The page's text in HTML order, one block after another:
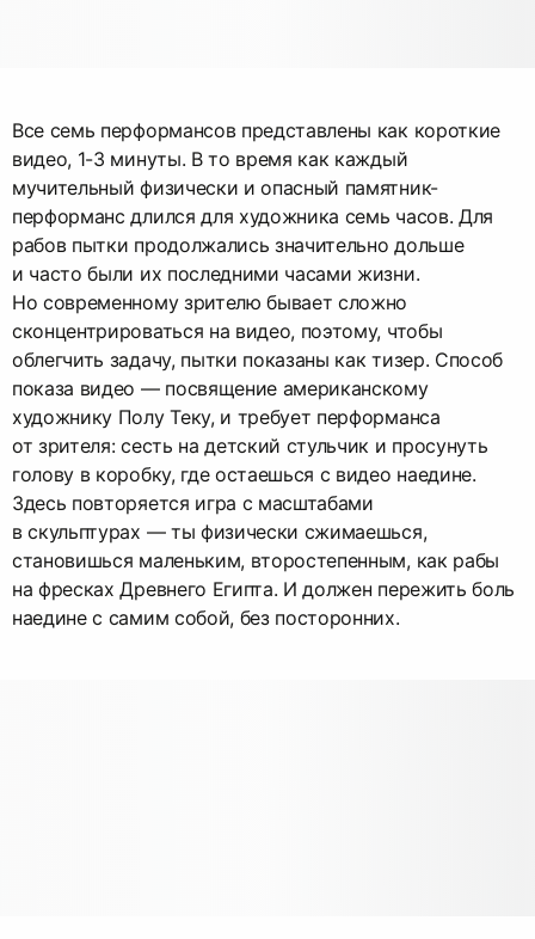
Все семь перформансов представлены как короткие
видео, 1-3 минуты. В то время как каждый
мучительный физически и опасный памятник-
перформанс длился для художника семь часов. Для
рабов пытки продолжались значительно дольше
и часто были их последними часами жизни.
Но современному зрителю бывает сложно
сконцентрироваться на видео, поэтому, чтобы
облегчить задачу, пытки показаны как тизер. Способ
показа видео — посвящение американскому
художнику Полу Теку, и требует перформанса
от зрителя: сесть на детский стульчик и просунуть
голову в коробку, где остаешься с видео наедине.
Здесь повторяется игра с масштабами
в скульптурах — ты физически сжимаешься,
становишься маленьким, второстепенным, как рабы
на фресках Древнего Египта. И должен пережить боль
наедине с самим собой, без посторонних.